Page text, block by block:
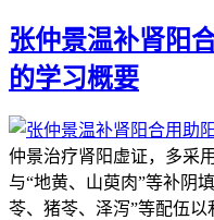
张仲景温补肾阳
的学习概要
仲景治疗肾阳虚证，多采
与“地黄、山萸肉”等补阴
苓、猪苓、泽泻”等配伍以